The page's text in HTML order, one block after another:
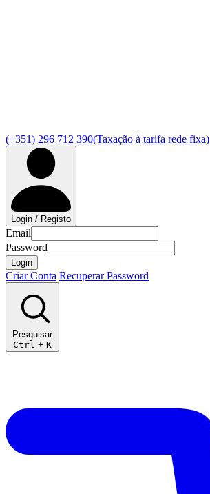
(+351) 296 712 390(Taxação à tarifa rede fixa)
Login / Registo
Email
Password
Login
Criar Conta Recuperar Password
Pesquisar
Ctrl + K